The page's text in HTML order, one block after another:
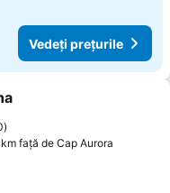
Vedeți prețurile
la favorite
faţă de Cap Aurora